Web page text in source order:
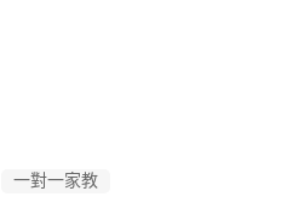
一對一家教